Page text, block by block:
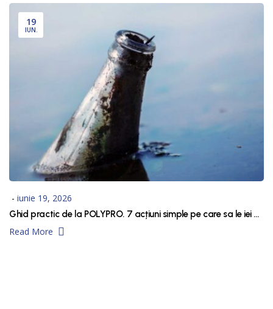
19
IUN.
iunie 19, 2026
Ghid practic de la POLYPRO. 7 acțiuni simple pe care sa le iei pentru reducerea poluarii apei
Read More